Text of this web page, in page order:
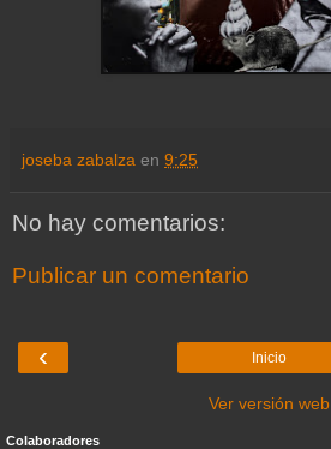
joseba zabalza en 9:25
No hay comentarios:
Publicar un comentario
‹ Inicio
Ver versión web
Colaboradores